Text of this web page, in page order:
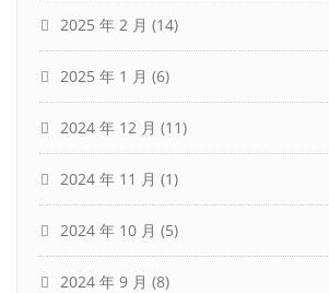
2025 年 2 月 (14)
2025 年 1 月 (6)
2024 年 12 月 (11)
2024 年 11 月 (1)
2024 年 10 月 (5)
2024 年 9 月 (8)